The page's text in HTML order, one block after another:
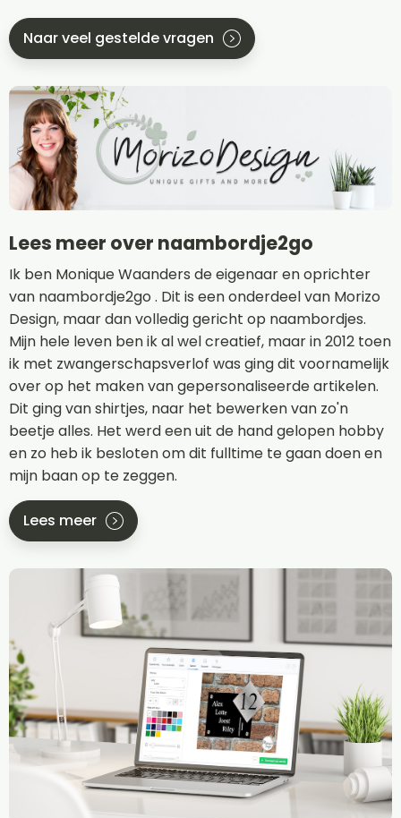
Naar veel gestelde vragen
Lees meer over naambordje2go
Ik ben Monique Waanders de eigenaar en oprichter
van naambordje2go . Dit is een onderdeel van Morizo
Design, maar dan volledig gericht op naambordjes.
Mijn hele leven ben ik al wel creatief, maar in 2012 toen
ik met zwangerschapsverlof was ging dit voornamelijk
over op het maken van gepersonaliseerde artikelen.
Dit ging van shirtjes, naar het bewerken van zo'n
beetje alles. Het werd een uit de hand gelopen hobby
en zo heb ik besloten om dit fulltime te gaan doen en
mijn baan op te zeggen.
Lees meer